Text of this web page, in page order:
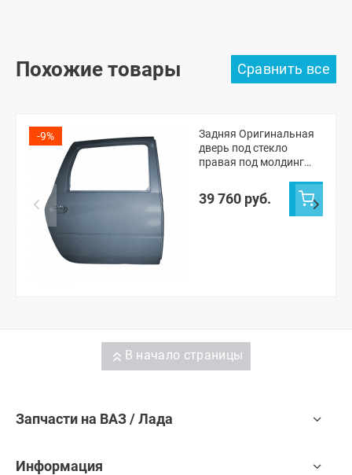
Похожие товары
-9%
Задняя Оригинальная
дверь под стекло
правая под молдинг
39 760 руб.
В начало страницы
Запчасти на ВАЗ / Лада
Информация